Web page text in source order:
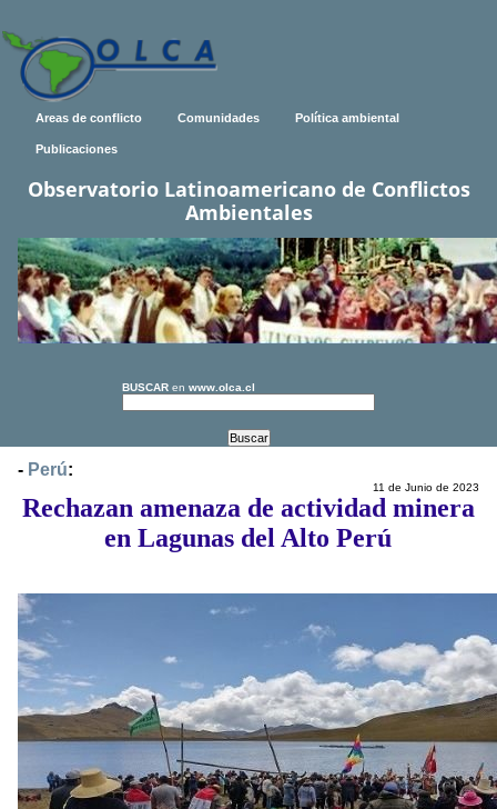
Areas de conflicto Comunidades Política ambiental
Publicaciones
Observatorio Latinoamericano de Conflictos
Ambientales
BUSCAR en www.olca.cl
- Perú:
11 de Junio de 2023
Rechazan amenaza de actividad minera
en Lagunas del Alto Perú